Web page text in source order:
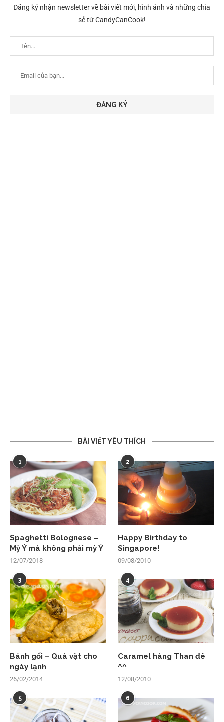
Đăng ký nhận newsletter về bài viết mới, hình ảnh và những chia
sẻ từ CandyCanCook!
BÀI VIẾT YÊU THÍCH
1
Spaghetti Bolognese –
Mỳ Ý mà không phải mỳ Ý
12/07/2018
2
Happy Birthday to
Singapore!
09/08/2010
3
Bánh gối – Quà vặt cho
ngày lạnh
26/02/2014
4
Caramel hàng Than đê
^^
12/08/2010
5 6